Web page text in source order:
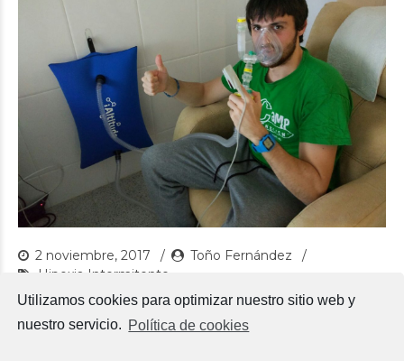
Utilizamos cookies para optimizar nuestro sitio web y
nuestro servicio. Política de cookies
2 noviembre, 2017
Toño Fernández
Hipoxia Intermitente
¿Puede el entreno en altitud